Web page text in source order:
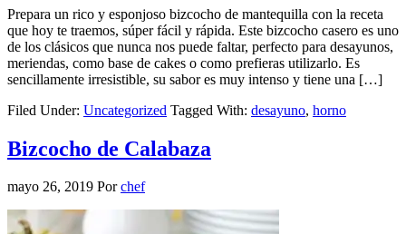
Prepara un rico y esponjoso bizcocho de mantequilla con la receta
que hoy te traemos, súper fácil y rápida. Este bizcocho casero es uno
de los clásicos que nunca nos puede faltar, perfecto para desayunos,
meriendas, como base de cakes o como prefieras utilizarlo. Es
sencillamente irresistible, su sabor es muy intenso y tiene una […]
Filed Under: Uncategorized Tagged With: desayuno, horno
Bizcocho de Calabaza
mayo 26, 2019 Porchef